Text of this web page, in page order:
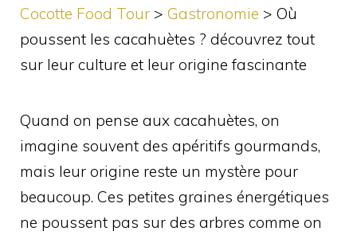
Cocotte Food Tour > Gastronomie > Où
poussent les cacahuètes ? découvrez tout
sur leur culture et leur origine fascinante
Quand on pense aux cacahuètes, on
imagine souvent des apéritifs gourmands,
mais leur origine reste un mystère pour
beaucoup. Ces petites graines énergétiques
ne poussent pas sur des arbres comme on